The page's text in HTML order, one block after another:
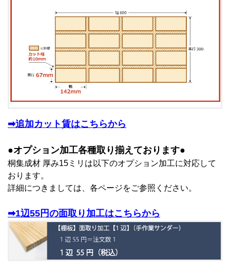
➡追加カット賃はこちらから
●オプション加工各種取り揃えております●
桐集成材 厚み15ミリは以下のオプション加工に対応して
おります。
詳細につきましては、各ページをご参照ください。
➡1辺55円の面取り加工はこちらから